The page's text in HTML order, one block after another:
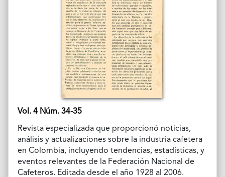
Vol. 4 Núm. 34-35
Revista especializada que proporcionó noticias,
análisis y actualizaciones sobre la industria cafetera
en Colombia, incluyendo tendencias, estadísticas, y
eventos relevantes de la Federación Nacional de
Cafeteros. Editada desde el año 1928 al 2006.